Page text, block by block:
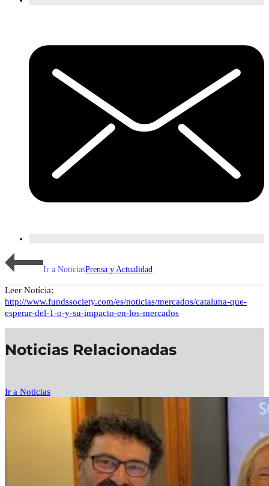
Ir a NoticiasPrensa y Actualidad
Leer Notícia:
http://www.fundssociety.com/es/noticias/mercados/cataluna-que-
esperar-del-1-o-y-su-impacto-en-los-mercados
Noticias Relacionadas
Ir a Noticias